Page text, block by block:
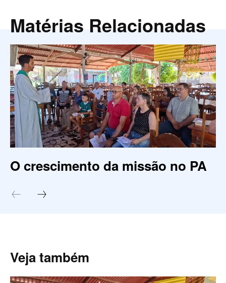
Matérias Relacionadas
O crescimento da missão no PA
Veja também